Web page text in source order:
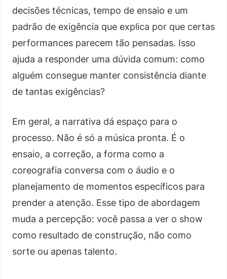
decisões técnicas, tempo de ensaio e um
padrão de exigência que explica por que certas
performances parecem tão pensadas. Isso
ajuda a responder uma dúvida comum: como
alguém consegue manter consistência diante
de tantas exigências?
Em geral, a narrativa dá espaço para o
processo. Não é só a música pronta. É o
ensaio, a correção, a forma como a
coreografia conversa com o áudio e o
planejamento de momentos específicos para
prender a atenção. Esse tipo de abordagem
muda a percepção: você passa a ver o show
como resultado de construção, não como
sorte ou apenas talento.